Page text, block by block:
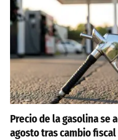
Precio de la gasolina se
agosto tras cambio fiscal